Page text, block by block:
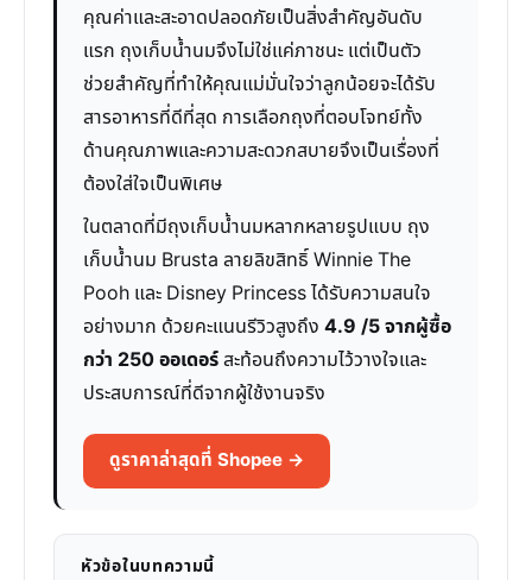
คุณค่าและสะอาดปลอดภัยเป็นสิ่งสำคัญอันดับ
แรก ถุงเก็บน้ำนมจึงไม่ใช่แค่ภาชนะ แต่เป็นตัว
ช่วยสำคัญที่ทำให้คุณแม่มั่นใจว่าลูกน้อยจะได้รับ
สารอาหารที่ดีที่สุด การเลือกถุงที่ตอบโจทย์ทั้ง
ด้านคุณภาพและความสะดวกสบายจึงเป็นเรื่องที่
ต้องใส่ใจเป็นพิเศษ
ในตลาดที่มีถุงเก็บน้ำนมหลากหลายรูปแบบ ถุง
เก็บน้ำนม Brusta ลายลิขสิทธิ์ Winnie The
Pooh และ Disney Princess ได้รับความสนใจ
อย่างมาก ด้วยคะแนนรีวิวสูงถึง 4.9 /5 จากผู้ซื้อ
กว่า 250 ออเดอร์สะท้อนถึงความไว้วางใจและ
ประสบการณ์ที่ดีจากผู้ใช้งานจริง
ดูราคาล่าสุดที่ Shopee →
หัวข้อในบทความนี้